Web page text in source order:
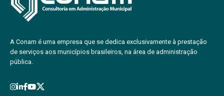
A Conam é uma empresa que se dedica exclusivamente à prestação
de serviços aos municípios brasileiros, na área de administração
pública.